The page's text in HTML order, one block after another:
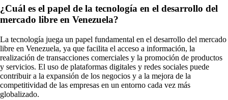
¿Cuál es el papel de la tecnología en el desarrollo del
mercado libre en Venezuela?
La tecnología juega un papel fundamental en el desarrollo del mercado
libre en Venezuela, ya que facilita el acceso a información, la
realización de transacciones comerciales y la promoción de productos
y servicios. El uso de plataformas digitales y redes sociales puede
contribuir a la expansión de los negocios y a la mejora de la
competitividad de las empresas en un entorno cada vez más
globalizado.